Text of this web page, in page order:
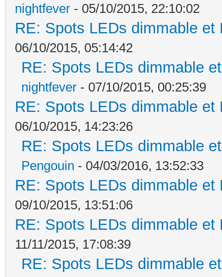
nightfever - 05/10/2015, 22:10:02
RE: Spots LEDs dimmable
06/10/2015, 05:14:42
RE: Spots LEDs dimmable
nightfever - 07/10/2015, 00:25:39
RE: Spots LEDs dimmable
06/10/2015, 14:23:26
RE: Spots LEDs dimmable
Pengouin - 04/03/2016, 13:52:33
RE: Spots LEDs dimmable
09/10/2015, 13:51:06
RE: Spots LEDs dimmable
11/11/2015, 17:08:39
RE: Spots LEDs dimmable